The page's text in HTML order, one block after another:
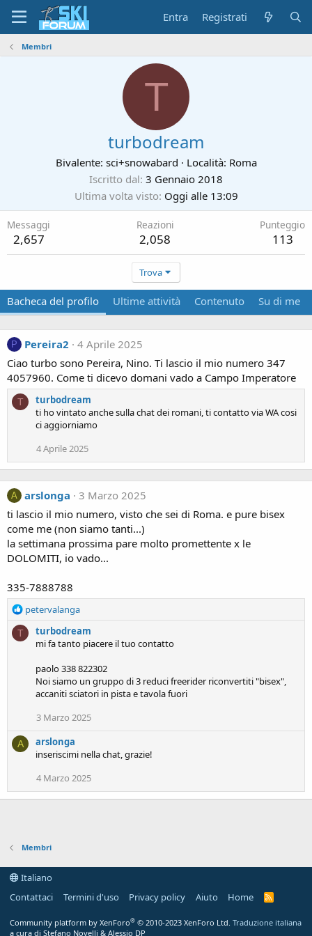
Entra Registrati
Membri
T
turbodream
Bivalente: sci+snowabard · Località: Roma
Iscritto dal 3 Gennaio 2018
Ultima volta visto Oggi alle 13:09
Messaggi
2,657
Reazioni
2,058
Punteggio
113
Trova
Bacheca del profilo Ultime attività Contenuto Su di me
P Pereira2
4 Aprile 2025
Ciao turbo sono Pereira, Nino. Ti lascio il mio numero 347
4057960. Come ti dicevo domani vado a Campo Imperatore
T
turbodream
ti ho vintato anche sulla chat dei romani, ti contatto via WA cosi
ci aggiorniamo
4 Aprile 2025
A arslonga
3 Marzo 2025
ti lascio il mio numero, visto che sei di Roma. e pure bisex
come me (non siamo tanti...)
la settimana prossima pare molto promettente x le
DOLOMITI, io vado...
335-7888788
R
a
petervalanga
T
turbodream
mi fa tanto piacere il tuo contatto
paolo 338 822302
Noi siamo un gruppo di 3 reduci freerider riconvertiti "bisex",
accaniti sciatori in pista e tavola fuori
3 Marzo 2025
A
arslonga
inseriscimi nella chat, grazie!
4 Marzo 2025
Membri
Italiano
Contattaci
Termini d'uso Privacy policy Aiuto Home
R
Community platform by XenForo® © 2010-2023 XenForo Ltd. Traduzione italiana
a cura di Stefano Novelli & Alessio DP